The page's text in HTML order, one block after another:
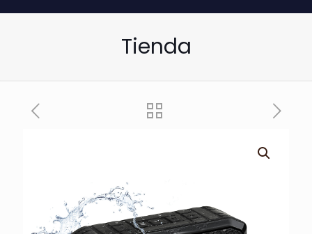
Tienda